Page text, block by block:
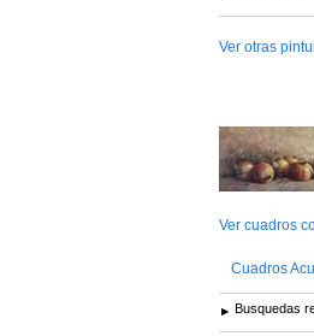
Ver otras
Ver cuadros
Cuadros
Busquedas